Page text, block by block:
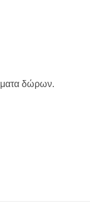
δώρων.